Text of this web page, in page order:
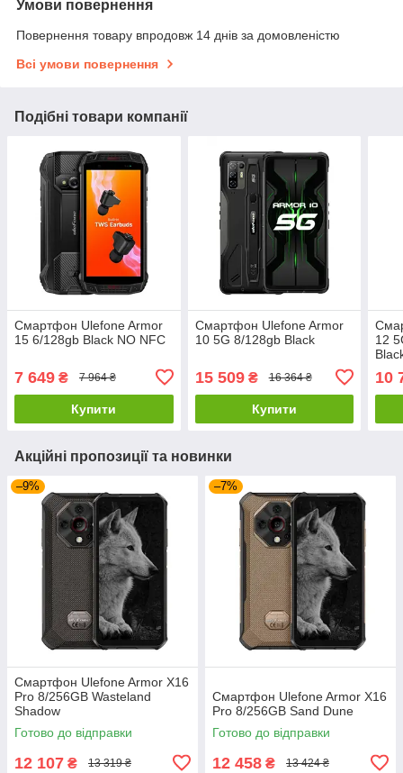
Умови повернення
Повернення товару впродовж 14 днів за домовленістю
Всі умови повернення
Подібні товари компанії
Смартфон Ulefone Armor
15 6/128gb Black NO NFC
7 649 ₴ 7 964 ₴
Купити
Смартфон Ulefone Armor
10 5G 8/128gb Black
15 509₴ 16 364 ₴
Купити
12
10
Акційні пропозиції та новинки
–9%
Смартфон Ulefone Armor X16
Pro 8/256GB Wasteland
Shadow
Готово до відправки
12 107 ₴ 13 319 ₴
–7%
Смартфон Ulefone Armor X16
Pro 8/256GB Sand Dune
Готово до відправки
12 458 ₴ 13 424 ₴